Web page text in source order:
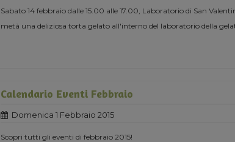
Sabato 14 febbraio dalle 15.00 alle 17.00, Laboratorio di San
metà una deliziosa torta gelato all'interno del laboratorio della
Calendario Eventi Febbraio
Domenica 1 Febbraio 2015
Scopri tutti gli eventi di febbraio 2015!